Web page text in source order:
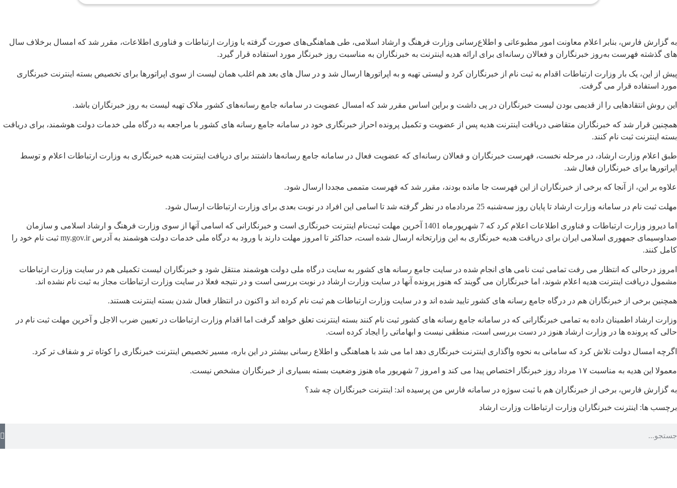
به گزارش فارس، بنابر اعلام معاونت امور مطبوعاتی و اطلاع‌رسانی وزارت فرهنگ و ارشاد اسلامی، طی هماهنگی‌های صورت گرفته با وزارت ارتباطات و فناوری اطلاعات، مقرر شد که امسال برخلاف سال
های گذشته فهرست به‌روز خبرنگاران و فعالان رسانه‌ای برای ارائه هدیه اینترنت به خبرنگاران به مناسبت روز خبرنگار مورد استفاده قرار گیرد.
پیش از این، یک بار وزارت ارتباطات اقدام به ثبت نام از خبرنگاران کرد و لیستی تهیه و به اپراتورها ارسال شد و در سال های بعد هم اغلب همان لیست از سوی اپراتورها برای تخصیص بسته اینترنت خبرنگاری
مورد استفاده قرار می گرفت.
این روش انتقادهایی را از قدیمی بودن لیست خبرنگاران در پی داشت و براین اساس مقرر شد که امسال عضویت در سامانه جامع رسانه‌های کشور ملاک تهیه لیست به روز خبرنگاران باشد.
همچنین قرار شد که خبرنگاران متقاضی دریافت اینترنت هدیه پس از عضویت و تکمیل پرونده احراز خبرنگاری خود در سامانه جامع رسانه های کشور با مراجعه به درگاه ملی خدمات دولت هوشمند، برای دریافت
بسته اینترنت ثبت نام کنند.
طبق اعلام وزارت ارشاد،‌ در مرحله نخست، فهرست خبرنگاران و فعالان رسانه‌‌ای که عضویت فعال در سامانه جامع رسانه‌ها داشتند برای دریافت اینترنت هدیه خبرنگاری به وزارت ارتباطات اعلام و توسط
اپراتورها برای خبرنگاران فعال شد.
علاوه بر این، از آنجا که برخی از خبرنگاران از این فهرست جا مانده بودند، مقرر شد که فهرست متممی مجددا ارسال شود.
مهلت ثبت نام در سامانه وزارت ارشاد تا پایان روز سه‌شنبه 25 مردادماه در نظر گرفته شد تا اسامی این افراد در نوبت بعدی برای وزارت ارتباطات ارسال شود.
اما دیروز وزارت ارتباطات و فناوری اطلاعات اعلام کرد که 7 شهریورماه 1401 آخرین مهلت ثبت‌نام اینترنت خبرنگاری است و خبرنگارانی که اسامی آنها از سوی وزارت فرهنگ و ارشاد اسلامی و سازمان
صداوسیمای جمهوری اسلامی ایران برای دریافت هدیه خبرنگاری به این وزارتخانه ارسال شده است، حداکثر تا امروز مهلت دارند با ورود به درگاه ملی خدمات دولت هوشمند به آدرس my.gov.ir ثبت نام خود را
کامل کنند.
امروز درحالی که انتظار می رفت تمامی ثبت نامی های انجام شده در سایت جامع رسانه های کشور به سایت درگاه ملی دولت هوشمند منتقل شود و خبرنگاران لیست تکمیلی هم در سایت وزارت ارتباطات
مشمول دریافت اینترنت هدیه اعلام شوند، اما خبرنگاران می گویند که هنوز پرونده آنها در سایت وزارت ارشاد در نوبت بررسی است و در نتیجه فعلا در سایت وزارت ارتباطات مجاز به ثبت نام نشده اند.
همچنین برخی از خبرنگاران هم در درگاه جامع رسانه های کشور تایید شده اند و در سایت وزارت ارتباطات هم ثبت نام کرده اند و اکنون در انتظار فعال شدن بسته اینترنت هستند.
وزارت ارشاد اطمینان داده به تمامی خبرنگارانی که در سامانه جامع رسانه های کشور ثبت نام کنند بسته اینترنت تعلق خواهد گرفت اما اقدام وزارت ارتباطات در تعیین ضرب الاجل و آخرین مهلت ثبت نام در
حالی که پرونده ها در وزارت ارشاد هنوز در دست بررسی است، منطقی نیست و ابهاماتی را ایجاد کرده است.
اگرچه امسال دولت تلاش کرد که سامانی به نحوه واگذاری اینترنت خبرنگاری دهد اما می شد با هماهنگی و اطلاع رسانی بیشتر در این باره،‌ مسیر تخصیص اینترنت خبرنگاری را کوتاه تر و شفاف تر کرد.
معمولا این هدیه به مناسبت ۱۷ مرداد روز خبرنگار اختصاص پیدا می کند و امروز 7 شهریور ماه هنوز وضعیت بسته بسیاری از خبرنگاران مشخص نیست.
به گزارش فارس، برخی از خبرنگاران هم با ثبت سوژه در سامانه فارس من پرسیده اند: اینترنت خبرنگاران چه شد؟
برچسب ها: اینترنت خبرنگاران وزارت ارتباطات وزارت ارشاد